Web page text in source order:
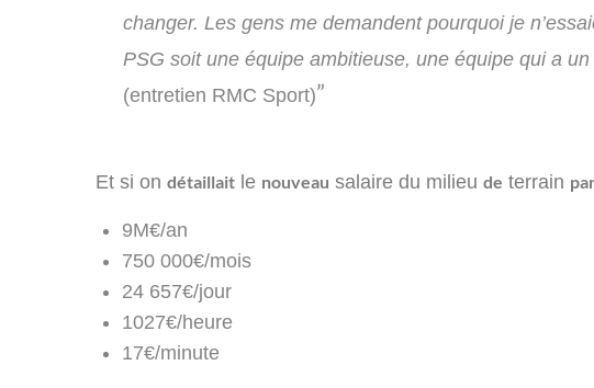
changer. Les gens me demandent pourquoi je
PSG soit une équipe ambitieuse, une équipe qui a
(entretien RMC Sport)
Et si on détaillait le nouveau salaire du milieu de terrain
9M€/an
750 000€/mois
24 657€/jour
1027€/heure
17€/minute